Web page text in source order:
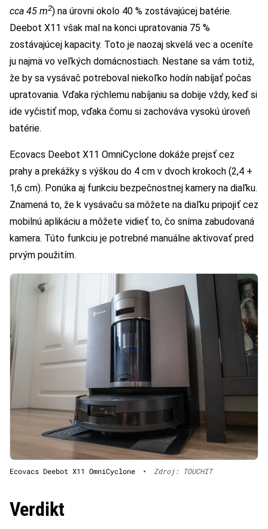
cca 45 m2) na úrovni okolo 40 % zostávajúcej batérie.
Deebot X11 však mal na konci upratovania 75 %
zostávajúcej kapacity. Toto je naozaj skvelá vec a oceníte
ju najmä vo veľkých domácnostiach. Nestane sa vám totiž,
že by sa vysávač potreboval niekoľko hodín nabíjať počas
upratovania. Vďaka rýchlemu nabíjaniu sa dobije vždy, keď si
ide vyčistiť mop, vďaka čomu si zachováva vysokú úroveň
batérie.
Ecovacs Deebot X11 OmniCyclone dokáže prejsť cez
prahy a prekážky s výškou do 4 cm v dvoch krokoch (2,4 +
1,6 cm). Ponúka aj funkciu bezpečnostnej kamery na diaľku.
Znamená to, že k vysávaču sa môžete na diaľku pripojiť cez
mobilnú aplikáciu a môžete vidieť to, čo sníma zabudovaná
kamera. Túto funkciu je potrebné manuálne aktivovať pred
prvým použitím.
Ecovacs Deebot X11 OmniCyclone • Zdroj: TOUCHIT
Verdikt